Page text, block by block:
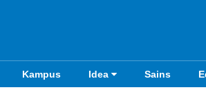
Kampus Idea Sains